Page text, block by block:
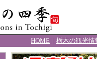
HOME ｜ 栃木の観光情